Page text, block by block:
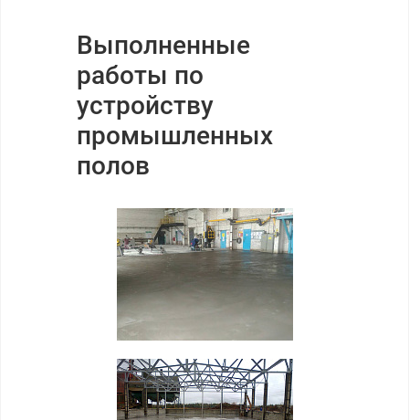
Выполненные
работы по
устройству
промышленных
полов